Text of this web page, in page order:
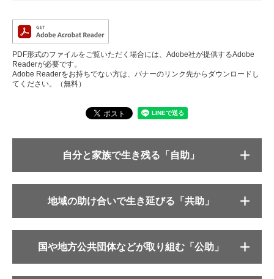
PDF形式のファイルをご覧いただく場合には、Adobe社が提供するAdobe
Readerが必要です。
Adobe Readerをお持ちでない方は、バナーのリンク先からダウンロードし
てください。（無料）
自分と家族で生き残る「自助」
地域の助け合いで生き延びる「共助」
国や地方公共団体などが取り組む「公助」